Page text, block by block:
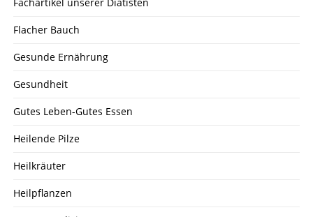
Flacher Bauch
Gesunde Ernährung
Gesundheit
Gutes Leben-Gutes Essen
Heilende Pilze
Heilkräuter
Heilpflanzen